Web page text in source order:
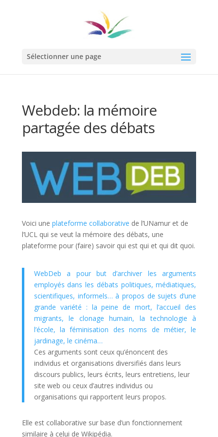
Sélectionner une page
Webdeb: la mémoire
partagée des débats
Voici une plateforme collaborative de l’UNamur et de
l’UCL qui se veut la mémoire des débats, une
plateforme pour (faire) savoir qui est qui et qui dit quoi.
WebDeb a pour but d’archiver les arguments
employés dans les débats politiques, médiatiques,
scientifiques, informels… à propos de sujets d’une
grande variété : la peine de mort, l’accueil des
migrants, le clonage humain, la technologie à
l’école, la féminisation des noms de métier, le
jardinage, le cinéma…
Ces arguments sont ceux qu’énoncent des
individus et organisations diversifiés dans leurs
discours publics, leurs écrits, leurs entretiens, leur
site web ou ceux d’autres individus ou
organisations qui rapportent leurs propos.
Elle est collaborative sur base d’un fonctionnement
similaire à celui de Wikipédia.